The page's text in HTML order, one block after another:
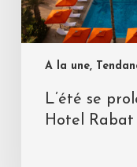
A la une,
L’été se
Hotel